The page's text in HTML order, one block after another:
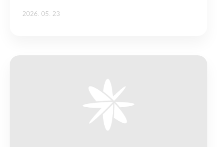
2026. 05. 23